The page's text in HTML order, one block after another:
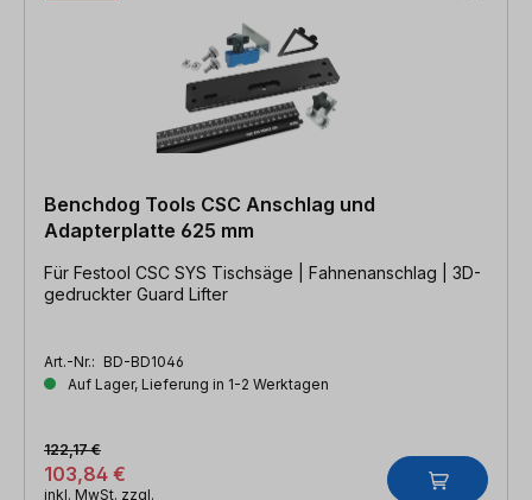
Benchdog Tools CSC Anschlag und
Adapterplatte 625 mm
Für Festool CSC SYS Tischsäge | Fahnenanschlag | 3D-
gedruckter Guard Lifter
Art.-Nr.: BD-BD1046
Auf Lager, Lieferung in 1-2 Werktagen
103,84 €
122,17 €
inkl. MwSt. zzgl.